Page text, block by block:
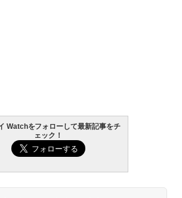
Watchをフォローして最新記事をチ
ェック！